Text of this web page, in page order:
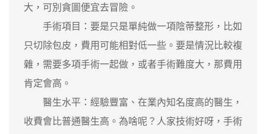
大，可別貪圖便宜去冒險。
手術項目：要是只是單純做一項陰蒂整形，比如
只切除包皮，費用可能相對低一些。要是情況比較複
雜，需要多項手術一起做，或者手術難度大，那費用
肯定會高。
醫生水平：經驗豐富、在業內知名度高的醫生，
收費會比普通醫生高。為啥呢？人家技術好呀，手術